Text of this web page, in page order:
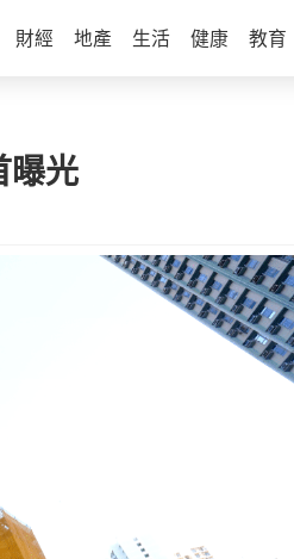
財經 地產 生活 健康 教育
曝光